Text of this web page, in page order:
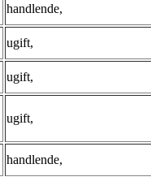
handlende,
ugift,
ugift,
ugift,
handlende,